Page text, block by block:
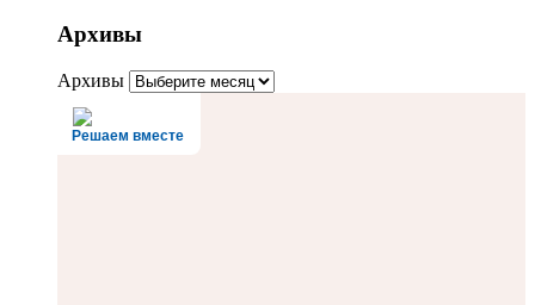
Архивы
Архивы
Решаем вместе